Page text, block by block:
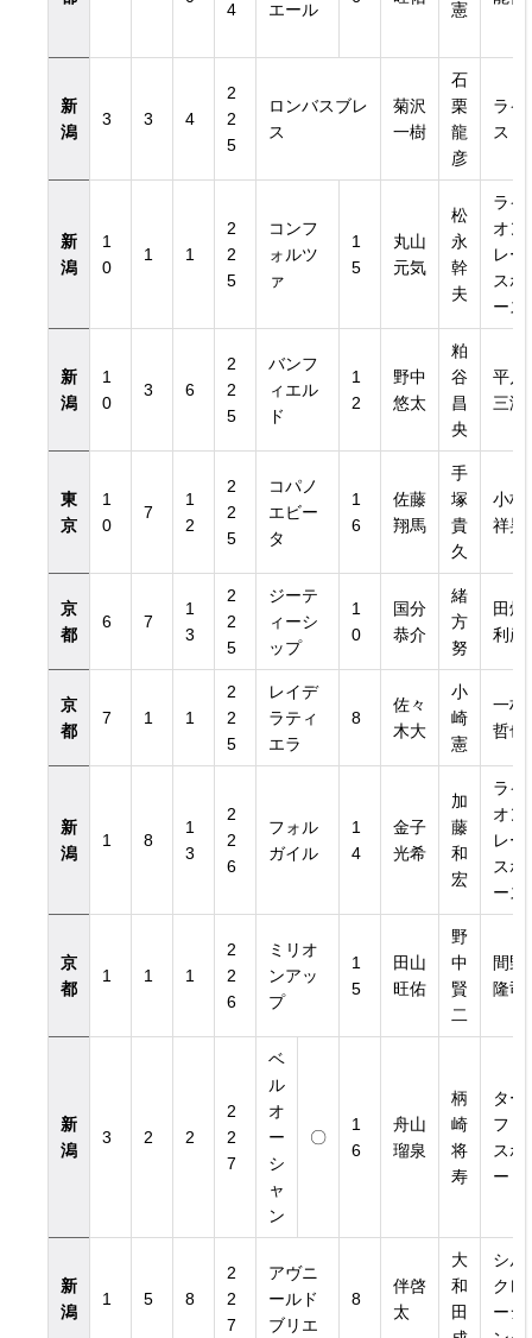
4
エール
憲
新
潟
3 3 4
2
2
5
ロンバスブレ
ス
菊沢
一樹
石
栗
龍
彦
ライ
ス
新
潟
1
0
1 1
2
2
5
コンフ
ォルツ
ァ
1
5
丸山
元気
松
永
幹
夫
ライ
オン
レー
スホ
ース
新
潟
1
0
3 6
2
2
5
バンフ
ィエル
ド
1
2
野中
悠太
粕
谷
昌
央
平川
三津
東
京
1
0
7
1
2
2
2
5
コパノ
エビー
タ
1
6
佐藤
翔馬
手
塚
貴
久
小林
祥晃
京
都
6 7
1
3
2
2
5
ジーテ
ィーシ
ップ
1
0
国分
恭介
緒
方
努
田畑
利彦
京
都
7 1 1
2
2
5
レイデ
ラティ
エラ
8
佐々
木大
小
崎
憲
一村
哲也
新
潟
1 8
1
3
2
2
6
フォル
ガイル
1
4
金子
光希
加
藤
和
宏
ライ
オン
レー
スホ
ース
京
都
1 1 1
2
2
6
ミリオ
ンアッ
プ
1
5
田山
旺佑
野
中
賢
二
間野
隆司
新
潟
3 2 2
2
2
7
ベ
ル
オ
ー
シ
ャ
ン
〇
1
6
舟山
瑠泉
柄
崎
将
寿
ター
フ・
スポ
ート
新
潟
1 5 8
2
2
7
アヴニ
ールド
ブリエ
8
伴啓
太
大
和
田
シル
クレ
ーシ